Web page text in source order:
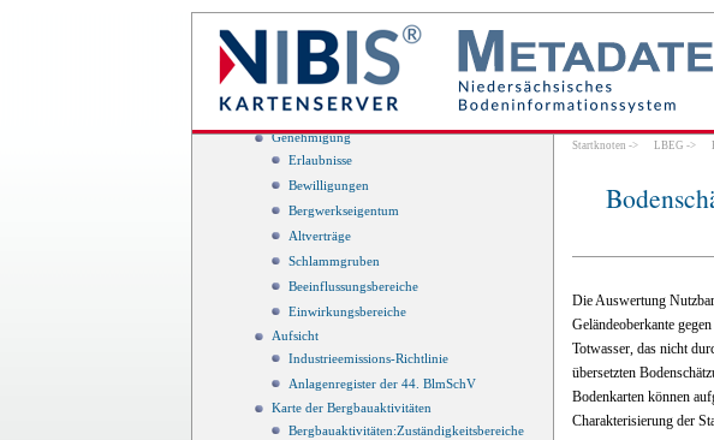
Schlammgrubenverdachtsflächen
Bergaufsicht
Zuständigkeitsbereich offshore
Zuständigkeitsbereich onshore
Fracking Standorte Niedersachsen
Genehmigung
Erlaubnisse
Bewilligungen
Bergwerkseigentum
Altverträge
Schlammgruben
Beeinflussungsbereiche
Einwirkungsbereiche
Aufsicht
Industrieemissions-Richtlinie
Anlagenregister der 44. BlmSchV
Karte der Bergbauaktivitäten
Bergbauaktivitäten:Zuständigkeitsbereiche
Startknoten -> LBEG ->
Die Auswertung
Geländeoberkante
Totwasser, das nicht
übersetzten
Bodenkarten können
Charakterisierung der